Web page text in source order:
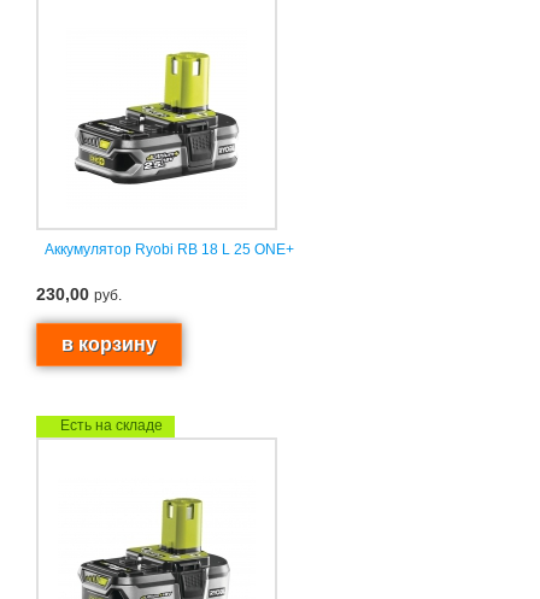
Аккумулятор Ryobi RB 18 L 25 ONE+
230,00 руб.
Есть на складе